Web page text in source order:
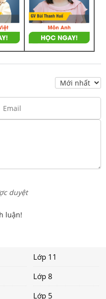
duyệt
luận!
Lớp 11
Lớp 8
Lớp 5